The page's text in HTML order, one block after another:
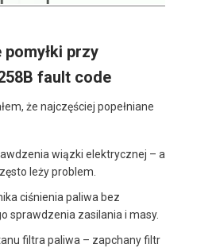
przy
fault code
że najczęściej popełniane
wiązki elektrycznej – a
leży problem.
ciśnienia paliwa bez
sprawdzenia zasilania i masy.
filtra paliwa – zapchany filtr